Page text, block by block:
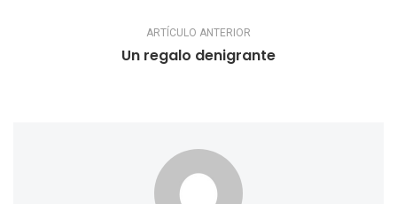
ARTÍCULO ANTERIOR
Un regalo denigrante